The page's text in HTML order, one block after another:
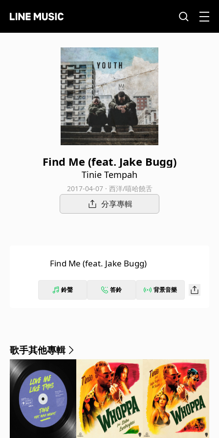
Find Me (feat. Jake Bugg)
Tinie Tempah
2017-04-07 · 西洋/嘻哈饒舌
分享專輯
Find Me (feat. Jake Bugg)
鈴聲 答鈴 背景音樂
歌手其他專輯